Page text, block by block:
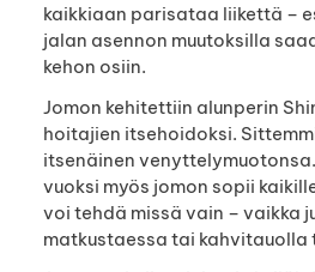
kaikkiaan parisataa liikettä –
jalan asennon muutoksilla
kehon osiin.
Jomon kehitettiin alunperin
hoitajien itsehoidoksi.
itsenäinen
vuoksi myös jomon sopii
voi tehdä missä vain – vaikka
matkustaessa tai kahvitauolla